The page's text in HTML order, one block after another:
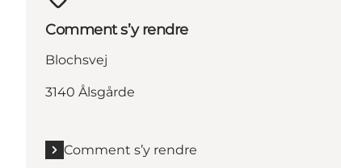
Comment s’y rendre
Blochsvej
3140 Ålsgårde
Comment s’y rendre